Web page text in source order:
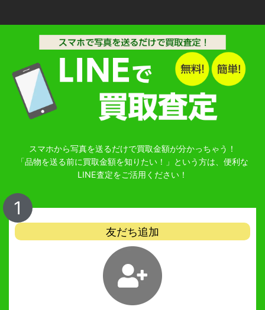
スマホから写真を送るだけで買取金額が分かっちゃう！
「品物を送る前に買取金額を知りたい！」という方は、便利な
LINE査定をご活用ください！
1
友だち追加